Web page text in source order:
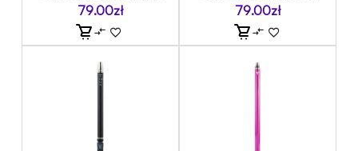
79.00zł 79.00zł